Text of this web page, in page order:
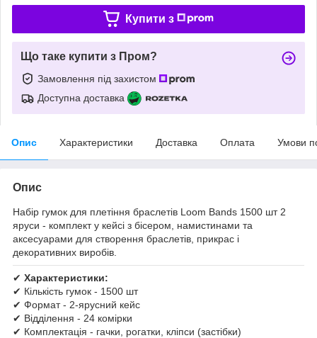
Купити з
Що таке купити з Пром?
Замовлення під захистом
Доступна доставка
Опис Характеристики Доставка Оплата Умови
Опис
Набір гумок для плетіння браслетів Loom Bands 1500 шт 2
яруси - комплект у кейсі з бісером, намистинами та
аксесуарами для створення браслетів, прикрас і
декоративних виробів.
✔ Характеристики:
✔ Кількість гумок - 1500 шт
✔ Формат - 2-ярусний кейс
✔ Відділення - 24 комірки
✔ Комплектація - гачки, рогатки, кліпси (застібки)